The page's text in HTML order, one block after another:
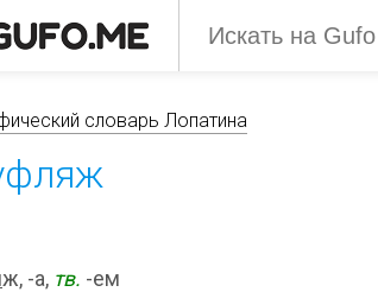
словарь Лопатина
ж, -а, тв. -ем